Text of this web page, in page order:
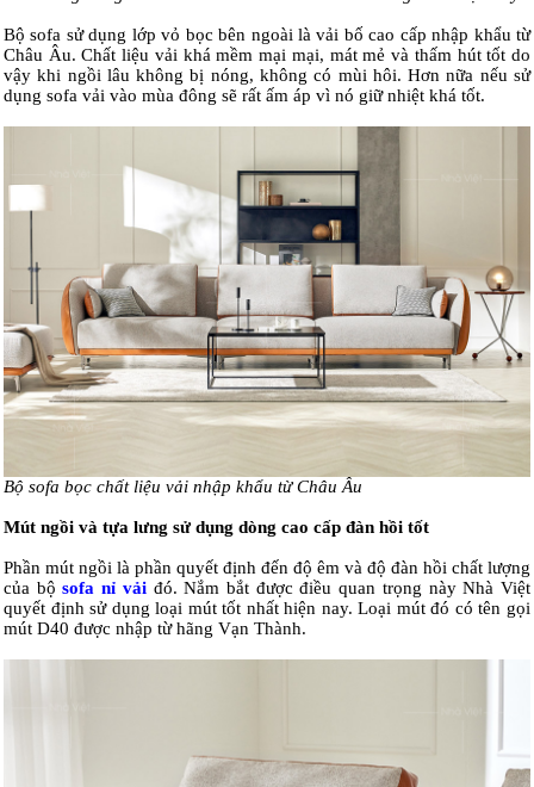
Bộ sofa sử dụng lớp vỏ bọc bên ngoài là vải bố cao cấp nhập khẩu từ
Châu Âu. Chất liệu vải khá mềm mại mại, mát mẻ và thấm hút tốt do
vậy khi ngồi lâu không bị nóng, không có mùi hôi. Hơn nữa nếu sử
dụng sofa vải vào mùa đông sẽ rất ấm áp vì nó giữ nhiệt khá tốt.
Bộ sofa bọc chất liệu vải nhập khẩu từ Châu Âu
Mút ngồi và tựa lưng sử dụng dòng cao cấp đàn hồi tốt
Phần mút ngồi là phần quyết định đến độ êm và độ đàn hồi chất lượng
của bộsofa nỉ vảiđó. Nắm bắt được điều quan trọng này Nhà Việt
quyết định sử dụng loại mút tốt nhất hiện nay. Loại mút đó có tên gọi
mút D40 được nhập từ hãng Vạn Thành.